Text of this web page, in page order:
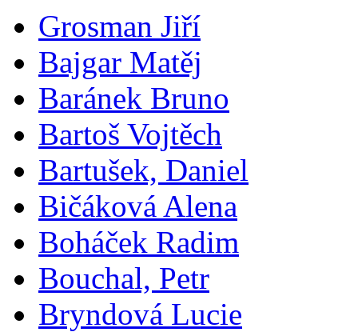
Grosman Jiří
Bajgar Matěj
Baránek Bruno
Bartoš Vojtěch
Bartušek, Daniel
Bičáková Alena
Boháček Radim
Bouchal, Petr
Bryndová Lucie